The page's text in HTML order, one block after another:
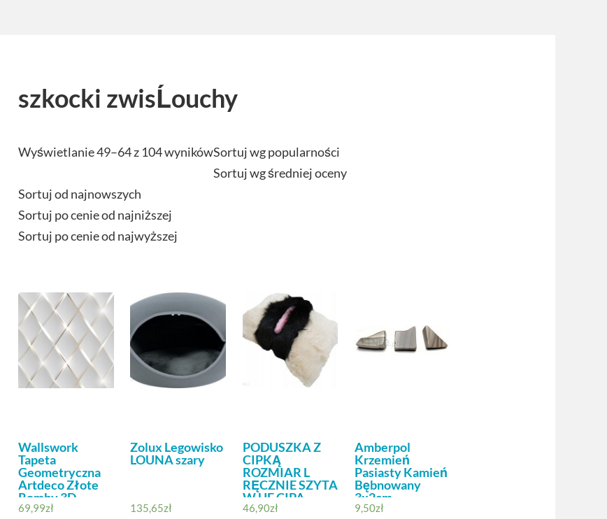
szkocki zwisĹouchy
Wyświetlanie 49–64 z 104 wynikówSortuj wg popularności
Sortuj wg średniej oceny
Sortuj od najnowszych
Sortuj po cenie od najniższej
Sortuj po cenie od najwyższej
Wallswork
Tapeta
Geometryczna
Artdeco Złote
Romby 3D
4137Al
69,99zł
Zolux Legowisko
LOUNA szary
135,65zł
PODUSZKA Z
CIPKĄ
ROZMIAR L
RĘCZNIE SZYTA
W UE CIPA
46,90zł
Amberpol
Krzemień
Pasiasty Kamień
Bębnowany
3x2cm
9,50zł